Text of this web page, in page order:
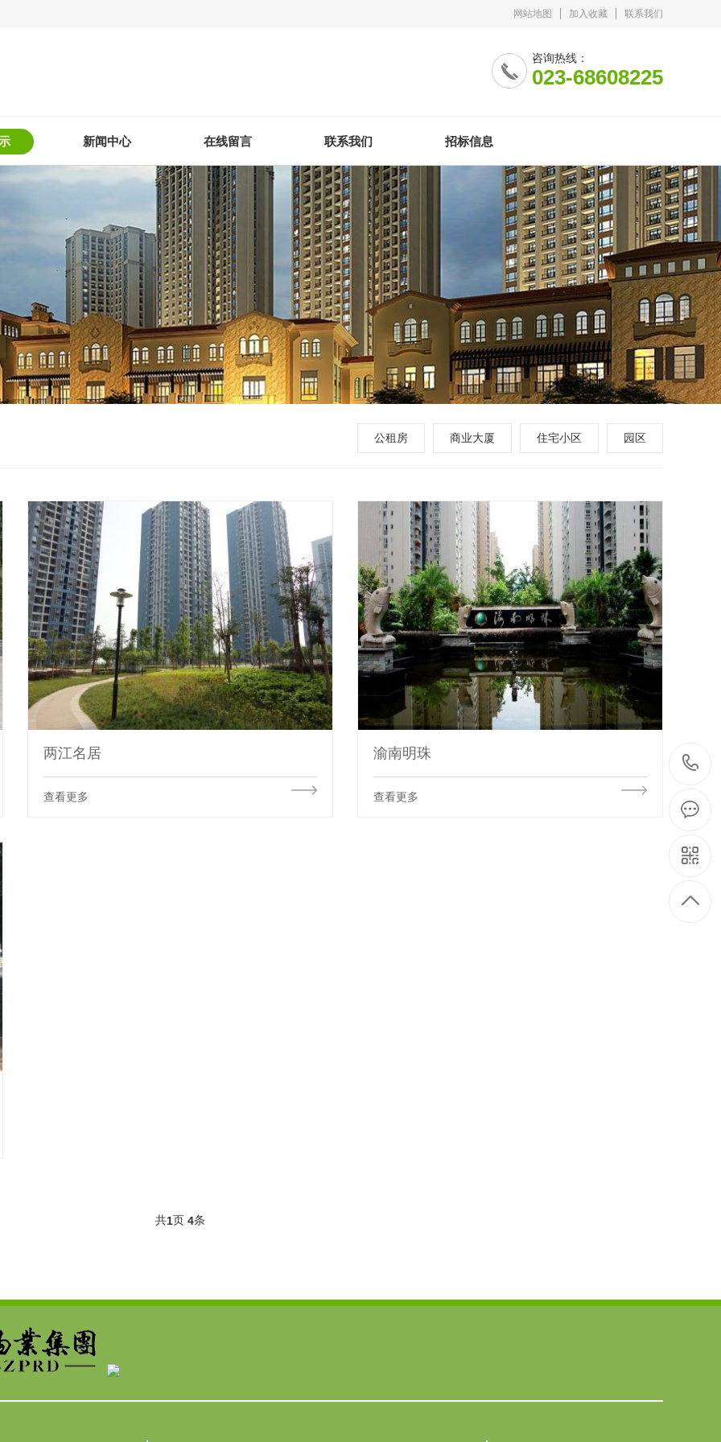
网站地图 加入收藏 联系我们
咨询热线：
023-68608225
新闻中心 在线留言 联系我们 招标信息
公租房 商业大厦 住宅小区 园区
两江名居
查看更多
渝南明珠
查看更多
共1页 4条